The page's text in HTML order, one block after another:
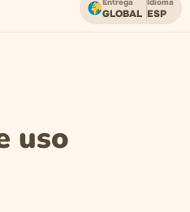
superiores a USD.
GLOBAL ESP
uso